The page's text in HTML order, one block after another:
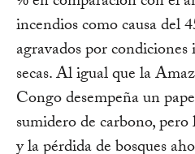
incendios como causa del
agravados por
secas. Al igual que la
Congo desempeña un
sumidero de carbono,